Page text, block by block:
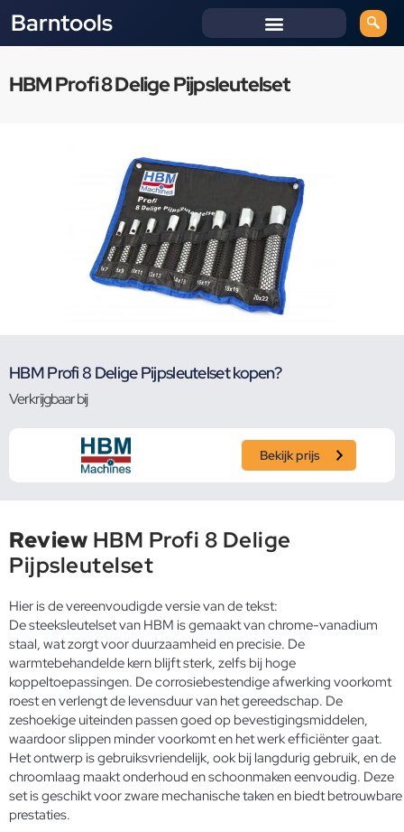
Barntools
HBM Profi 8 Delige Pijpsleutelset
HBM Profi 8 Delige Pijpsleutelset kopen?
Verkrijgbaar bij
Bekijk prijs
Review HBM Profi 8 Delige
Pijpsleutelset
Hier is de vereenvoudigde versie van de tekst:
De steeksleutelset van HBM is gemaakt van chrome-vanadium
staal, wat zorgt voor duurzaamheid en precisie. De
warmtebehandelde kern blijft sterk, zelfs bij hoge
koppeltoepassingen. De corrosiebestendige afwerking voorkomt
roest en verlengt de levensduur van het gereedschap. De
zeshoekige uiteinden passen goed op bevestigingsmiddelen,
waardoor slippen minder voorkomt en het werk efficiënter gaat.
Het ontwerp is gebruiksvriendelijk, ook bij langdurig gebruik, en de
chroomlaag maakt onderhoud en schoonmaken eenvoudig. Deze
set is geschikt voor zware mechanische taken en biedt betrouwbare
prestaties.